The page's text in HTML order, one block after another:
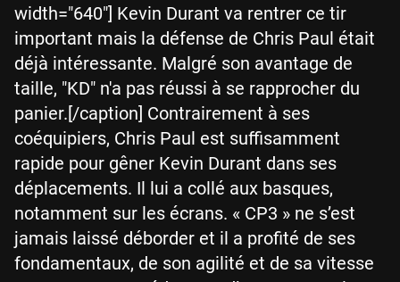
width="640"] Kevin Durant va rentrer ce tir
important mais la défense de Chris Paul était
déjà intéressante. Malgré son avantage de
taille, "KD" n'a pas réussi à se rapprocher du
panier.[/caption] Contrairement à ses
coéquipiers, Chris Paul est suffisamment
rapide pour gêner Kevin Durant dans ses
déplacements. Il lui a collé aux basques,
notamment sur les écrans. « CP3 » ne s’est
jamais laissé déborder et il a profité de ses
fondamentaux, de son agilité et de sa vitesse